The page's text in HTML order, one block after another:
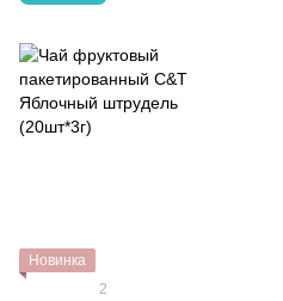
Новинка
2